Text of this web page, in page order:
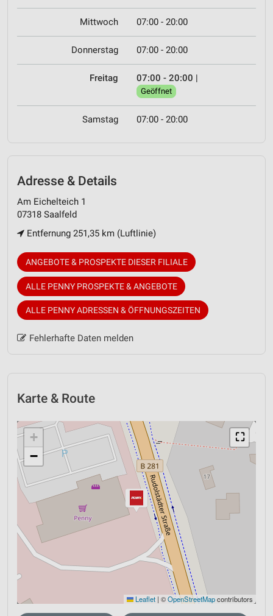
Mittwoch 07:00 - 20:00
Donnerstag 07:00 - 20:00
Freitag 07:00 - 20:00 |
Geöffnet
Samstag 07:00 - 20:00
Adresse & Details
Am Eichelteich 1
07318 Saalfeld
Entfernung 251,35 km (Luftlinie)
ANGEBOTE & PROSPEKTE DIESER FILIALE
ALLE PENNY PROSPEKTE & ANGEBOTE
ALLE PENNY ADRESSEN & ÖFFNUNGSZEITEN
Fehlerhafte Daten melden
Karte & Route
⛶
+
−
Leaflet | ©OpenStreetMapcontributors